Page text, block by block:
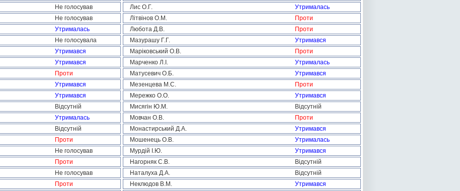
Не голосував Лис О.Г.
Утрималась
Не голосував Літвінов О.М.
Проти
Утрималась Любота Д.В.
Проти
Не голосувала Мазурашу Г.Г.
Утримався
Утримався Маріковський О.В.
Проти
Утримався Марченко Л.І.
Утрималась
Проти Матусевич О.Б.
Утримався
Утримався Мезенцева М.С.
Проти
Утримався Мережко О.О.
Утримався
Відсутній Мисягін Ю.М.
Відсутній
Утрималась Мовчан О.В.
Проти
Відсутній Монастирський Д.А.
Утримався
Проти Мошенець О.В.
Утрималась
Не голосував Мурдій І.Ю.
Утримався
Проти Нагорняк С.В.
Відсутній
Не голосував Наталуха Д.А.
Відсутній
Проти Неклюдов В.М.
Утримався